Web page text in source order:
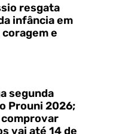
resgata
infância em
e
segunda
Prouni 2026;
vai até 14 de